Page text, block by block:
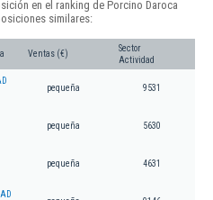
en el ranking de Porcino Daroca
similares:
Ventas (€)
Sector
Actividad
pequeña 9531
pequeña 5630
pequeña 4631